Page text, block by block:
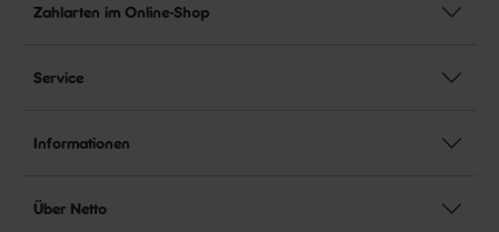
Zahlarten im Online-Shop
Service
Informationen
Über Netto